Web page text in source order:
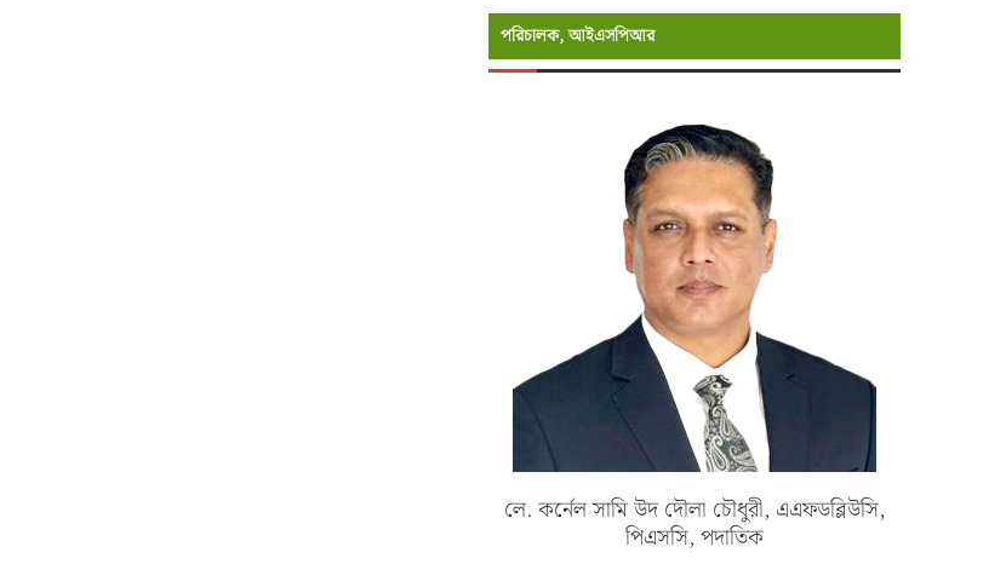
পরিচালক, আইএসপিআর
লে. কর্নেল সামি উদ দৌলা চৌধুরী, এএফডব্লিউসি,
পিএসসি, পদাতিক